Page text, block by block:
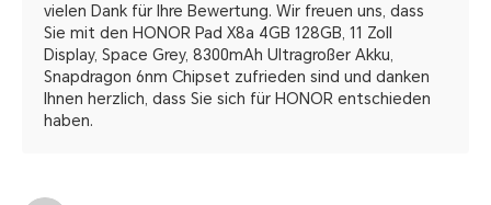
vielen Dank für Ihre Bewertung. Wir freuen uns, dass
Sie mit den HONOR Pad X8a 4GB 128GB, 11 Zoll
Display, Space Grey, 8300mAh Ultragroßer Akku,
Snapdragon 6nm Chipset zufrieden sind und danken
Ihnen herzlich, dass Sie sich für HONOR entschieden
haben.